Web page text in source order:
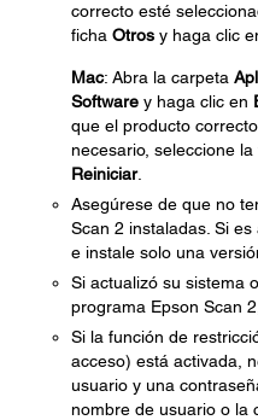
correcto esté
ficha Otros y haga clic
Mac: Abra la carpeta
Software y haga clic en
que el producto
necesario, seleccione la
Reiniciar.
Asegúrese de que no
Scan 2 instaladas. Si
e instale solo una
Si actualizó su sistema
programa Epson Scan
Si la función de
acceso) está activada,
usuario y una
nombre de usuario o la